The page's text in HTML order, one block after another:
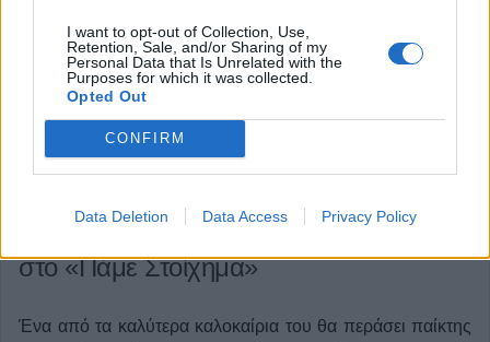
I want to opt-out of Collection, Use,
Retention, Sale, and/or Sharing of my
Personal Data that Is Unrelated with the
Purposes for which it was collected.
Opted Out
CONFIRM
Data Deletion Data Access Privacy Policy
Καρδιτσιώτη που κέρδισε 35.227 ευρώ
στο «Πάμε Στοίχημα»
Ένα από τα καλύτερα καλοκαίρια του θα περάσει παίκτης